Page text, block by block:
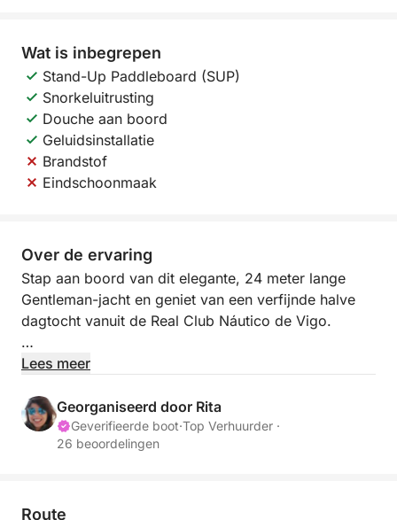
Wat is inbegrepen
Stand-Up Paddleboard (SUP)
Snorkeluitrusting
Douche aan boord
Geluidsinstallatie
Brandstof
Eindschoonmaak
Over de ervaring
Stap aan boord van dit elegante, 24 meter lange
Gentleman-jacht en geniet van een verfijnde halve
dagtocht vanuit de Real Club Náutico de Vigo.
Dit volledig gerenoveerde jacht biedt de perfecte
zee. Onder begeleiding van een professionele
bemanning (kapitein en stuurman) profiteert u van
attente service en een soepele, comfortabele vaart.
prachtige kustlijn van Vigo en verkent u de rivier en
Lees meer
Georganiseerd door Rita
Geverifieerde boot·Top Verhuurder ·
26 beoordelingen
Route